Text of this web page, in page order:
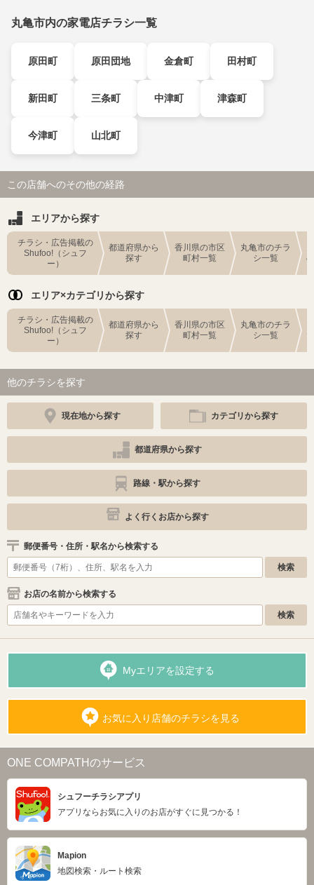
丸亀市内の家電店チラシ一覧
原田町 原田団地 金倉町 田村町
新田町 三条町 中津町 津森町
今津町 山北町
この店舗へのその他の経路
エリアから探す
チラシ・広告掲載の
Shufoo!（シュフ
ー）
都道府県から
探す
香川県の市区
町村一覧
丸亀市のチラ
シ一覧
エリア×カテゴリから探す
チラシ・広告掲載の
Shufoo!（シュフ
ー）
都道府県から
探す
香川県の市区
町村一覧
丸亀市のチラ
シ一覧
他のチラシを探す
現在地から探す カテゴリから探す
都道府県から探す
路線・駅から探す
よく行くお店から探す
郵便番号・住所・駅名から検索する
お店の名前から検索する
Myエリアを設定する
お気に入り店舗のチラシを見る
ONE COMPATHのサービス
シュフーチラシアプリ
アプリならお気に入りのお店がすぐに見つかる！
Mapion
地図検索・ルート検索